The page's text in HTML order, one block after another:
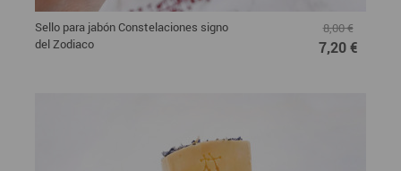
Sello para jabón Constelaciones signo
del Zodiaco
8,00 €
7,20 €